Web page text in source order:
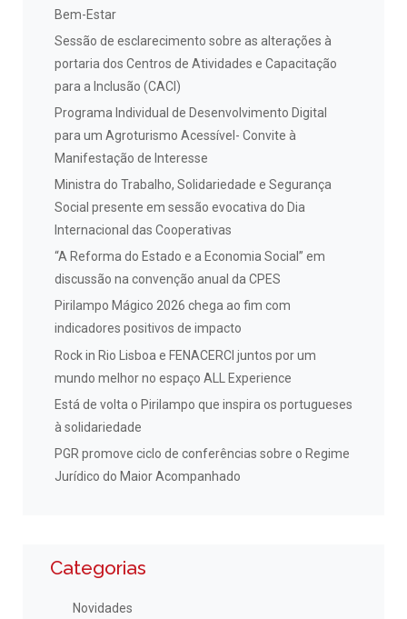
Bem-Estar
Sessão de esclarecimento sobre as alterações à
portaria dos Centros de Atividades e Capacitação
para a Inclusão (CACI)
Programa Individual de Desenvolvimento Digital
para um Agroturismo Acessível- Convite à
Manifestação de Interesse
Ministra do Trabalho, Solidariedade e Segurança
Social presente em sessão evocativa do Dia
Internacional das Cooperativas
“A Reforma do Estado e a Economia Social” em
discussão na convenção anual da CPES
Pirilampo Mágico 2026 chega ao fim com
indicadores positivos de impacto
Rock in Rio Lisboa e FENACERCI juntos por um
mundo melhor no espaço ALL Experience
Está de volta o Pirilampo que inspira os portugueses
à solidariedade
PGR promove ciclo de conferências sobre o Regime
Jurídico do Maior Acompanhado
Categorias
Novidades